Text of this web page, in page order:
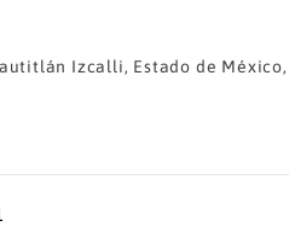
Izcalli, Estado de